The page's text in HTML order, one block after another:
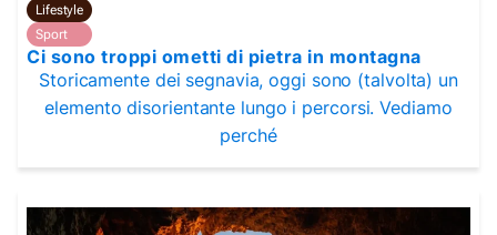
Lifestyle
Sport
Ci sono troppi ometti di pietra in montagna
Storicamente dei segnavia, oggi sono (talvolta) un
elemento disorientante lungo i percorsi. Vediamo
perché